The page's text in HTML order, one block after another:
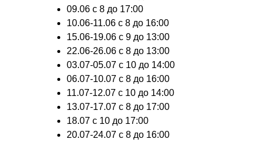
09.06 с 8 до 17:00
10.06-11.06 с 8 до 16:00
15.06-19.06 с 9 до 13:00
22.06-26.06 с 8 до 13:00
03.07-05.07 с 10 до 14:00
06.07-10.07 с 8 до 16:00
11.07-12.07 с 10 до 14:00
13.07-17.07 с 8 до 17:00
18.07 с 10 до 17:00
20.07-24.07 с 8 до 16:00